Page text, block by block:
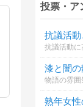
投票・ア
抗議活
漆と闇の